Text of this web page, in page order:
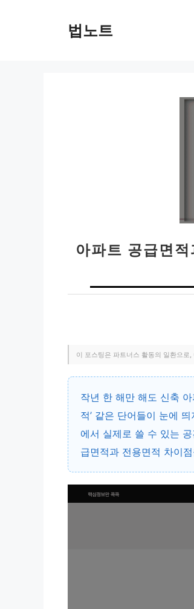
법노트
아파트 공급면
이 포스팅은 파트너스 활동의 일환으로
작년 한 해만 해도 신축 아
적’ 같은 단어들이 눈에
에서 실제로 쓸 수 있는
급면적과 전용면적 차이